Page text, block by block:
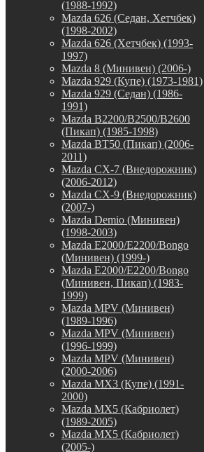
(1988-1992)
Mazda 626 (Седан, Хетчбек)
(1998-2002)
Mazda 626 (Хетчбек) (1993-
1997)
Mazda 8 (Минивен) (2006-)
Mazda 929 (Купе) (1973-1981)
Mazda 929 (Седан) (1986-
1991)
Mazda B2200/B2500/B2600
(Пикап) (1985-1998)
Mazda BT50 (Пикап) (2006-
2011)
Mazda CX-7 (Внедорожник)
(2006-2012)
Mazda CX-9 (Внедорожник)
(2007-)
Mazda Demio (Минивен)
(1998-2003)
Mazda E2000/E2200/Bongo
(Минивен) (1999-)
Mazda E2000/E2200/Bongo
(Минивен, Пикап) (1983-
1999)
Mazda MPV (Минивен)
(1989-1996)
Mazda MPV (Минивен)
(1996-1999)
Mazda MPV (Минивен)
(2000-2006)
Mazda MX3 (Купе) (1991-
2000)
Mazda MX5 (Кабриолет)
(1989-2005)
Mazda MX5 (Кабриолет)
(2005-)